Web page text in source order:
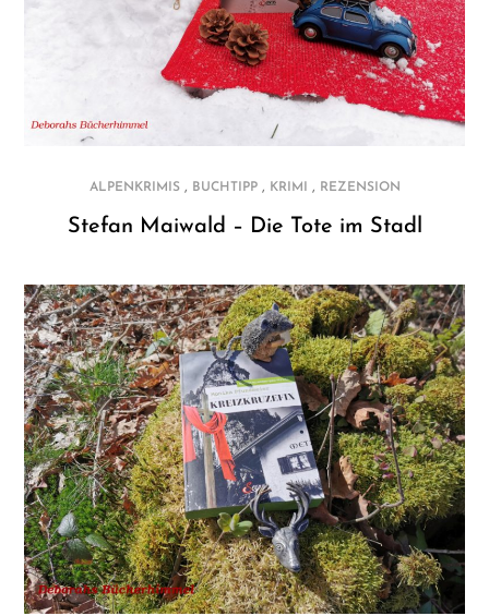
ALPENKRIMIS, BUCHTIPP, KRIMI , REZENSION
Stefan Maiwald – Die Tote im Stadl